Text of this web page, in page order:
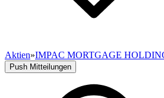
Aktien»IMPAC MORTGAGE
Push Mitteilungen